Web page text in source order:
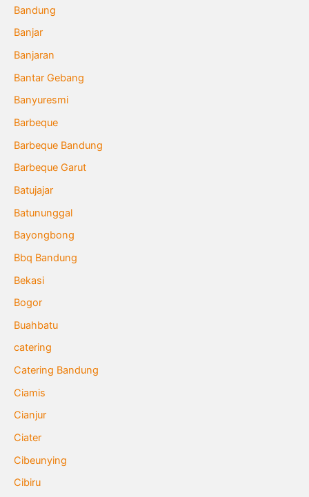
Bandung
Banjar
Banjaran
Bantar Gebang
Banyuresmi
Barbeque
Barbeque Bandung
Barbeque Garut
Batujajar
Batununggal
Bayongbong
Bbq Bandung
Bekasi
Bogor
Buahbatu
catering
Catering Bandung
Ciamis
Cianjur
Ciater
Cibeunying
Cibiru